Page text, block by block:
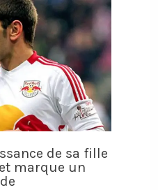
de sa fille
marque un